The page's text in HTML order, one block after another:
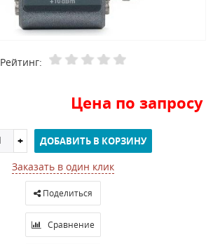
Рейтинг:
Цена по запросу
ДОБАВИТЬ В КОРЗИНУ
Заказать в один клик
Поделиться
Сравнение